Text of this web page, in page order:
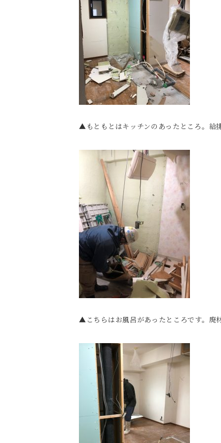
▲もともとはキッチンのあったところ。給
▲こちらはお風呂があったところです。廃